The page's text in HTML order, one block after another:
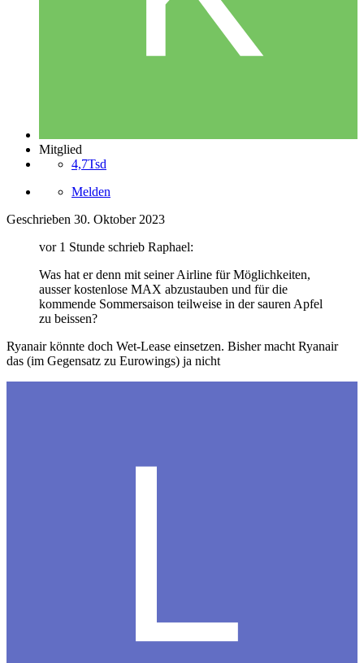
Mitglied
4,7Tsd
Melden
Geschrieben 30. Oktober 2023
vor 1 Stunde schrieb Raphael:
Was hat er denn mit seiner Airline für Möglichkeiten,
ausser kostenlose MAX abzustauben und für die
kommende Sommersaison teilweise in der sauren Apfel
zu beissen?
Ryanair könnte doch Wet-Lease einsetzen. Bisher macht Ryanair
das (im Gegensatz zu Eurowings) ja nicht